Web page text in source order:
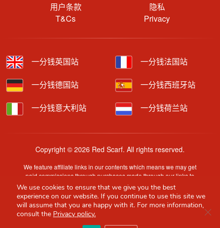
用户条款
T&Cs
隐私
Privacy
一分钱英国站 一分钱法国站
一分钱德国站 一分钱西班牙站
一分钱意大利站 一分钱荷兰站
Copyright © 2026 Red Scarf. All rights reserved.
We feature affiliate links in our contents which means we may get
paid commissions through purchases made through our links to
retailer sites.
Content is provided by users, brands or merchants. Some
information may have been generated by AI and is provided for
guidance only. Accuracy and availability may change without prior
We use cookies to ensure that we give you the best
experience on our website. If you continue to use this site we
will assume that you are happy with it. For more information,
consult the Privacy policy.